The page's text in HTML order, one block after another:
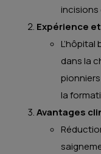
Expérience
dans la
la
Avantages